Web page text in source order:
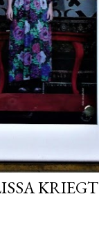
KRIEGT